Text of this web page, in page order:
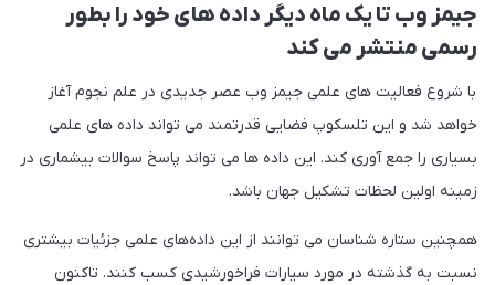
جیمز وب تا یک ماه دیگر داده های خود را بطور
رسمی منتشر می کند
با شروع فعالیت های علمی جیمز وب عصر جدیدی در علم نجوم آغاز
خواهد شد و این تلسکوپ فضایی قدرتمند می تواند داده های علمی
بسیاری را جمع آوری کند. این داده ها می تواند پاسخ سوالات بیشماری در
زمینه اولین لحظات تشکیل جهان باشد.
همچنین ستاره شناسان می توانند از این داده‌های علمی جزئیات بیشتری
نسبت به گذشته در مورد سیارات فراخورشیدی کسب کنند. تاکنون